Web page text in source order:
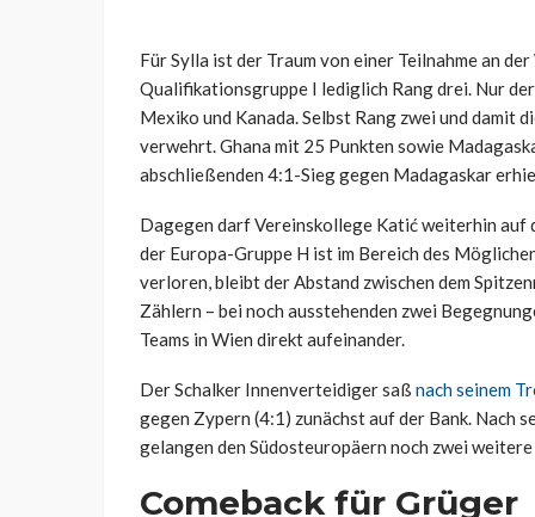
Für Sylla ist der Traum von einer Teilnahme an
Qualifikationsgruppe I lediglich Rang drei. Nur
Mexiko und Kanada. Selbst Rang zwei und
verwehrt. Ghana mit 25 Punkten sowie
abschließenden 4:1-Sieg gegen Madagaskar
Dagegen darf Vereinskollege Katić weiterhin
der Europa-Gruppe H ist im Bereich des
verloren, bleibt der Abstand zwischen dem
Zählern – bei noch ausstehenden zwei
Teams in Wien direkt aufeinander.
Der Schalker Innenverteidiger saß nach seinem
gegen Zypern (4:1) zunächst auf der Bank. Nach
gelangen den Südosteuropäern noch zwei
Comeback für Grüger